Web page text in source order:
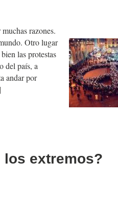
razones.
Otro lugar
las protestas
del país, a
andar por
los extremos?